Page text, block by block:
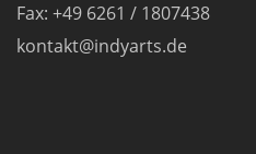
Fax: +49 6261 / 1807438
kontakt@indyarts.de